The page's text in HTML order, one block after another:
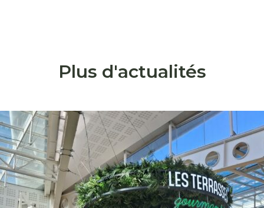
Plus d'actualités